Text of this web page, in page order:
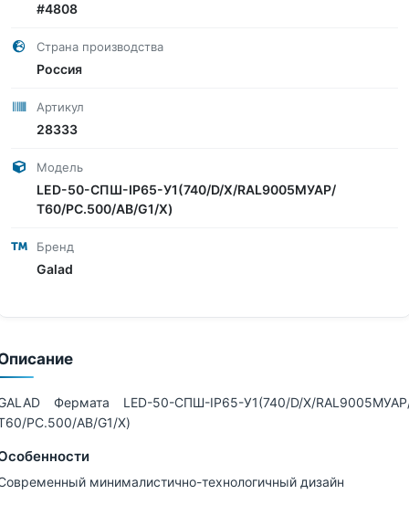
#4808
Страна производства
Россия
Артикул
28333
Модель
LED-50-СПШ-IP65-У1(740/D/X/RAL9005МУАР/
Т60/PC.500/AB/G1/X)
Бренд
Galad
Фермата LED-50-СПШ-IP65-У1(740/D/X/
PC.500/AB/G1/X)
минималистично-технологичный дизайн